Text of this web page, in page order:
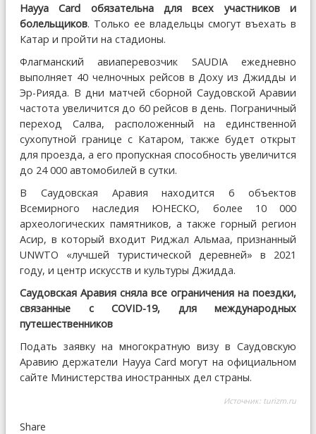
Hayya Card обязательна для всех участников и
болельщиков. Только ее владельцы смогут въехать в
Катар и пройти на стадионы.
Флагманский авиаперевозчик SAUDIA ежедневно
выполняет 40 челночных рейсов в Доху из Джидды и
Эр-Рияда. В дни матчей сборной Саудовской Аравии
частота увеличится до 60 рейсов в день. Пограничный
переход Салва, расположенный на единственной
сухопутной границе с Катаром, также будет открыт
для проезда, а его пропускная способность увеличится
до 24 000 автомобилей в сутки.
В Саудовская Аравия находится 6 объектов
Всемирного наследия ЮНЕСКО, более 10 000
археологических памятников, а также горный регион
Асир, в который входит Риджал Альмаа, признанный
UNWTO «лучшей туристической деревней» в 2021
году, и центр искусств и культуры Джидда.
Саудовская Аравия сняла все ограничения на поездки,
связанные с COVID-19, для международных
путешественников
Подать заявку на многократную визу в Саудовскую
Аравию держатели Hayya Card могут на официальном
сайте Министерства иностранных дел страны.
Источник: turizm.ru
Share